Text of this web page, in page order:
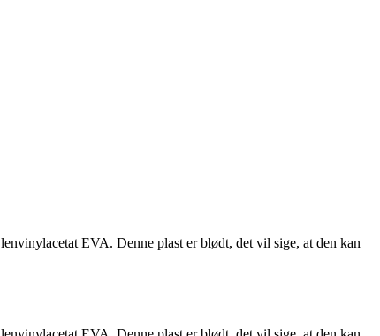
EVA. Denne plast er blødt, det vil sige, at den kan